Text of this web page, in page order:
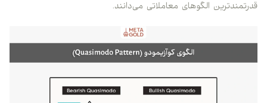
قدرتمندترین الگوهای معاملاتی می‌دانند.